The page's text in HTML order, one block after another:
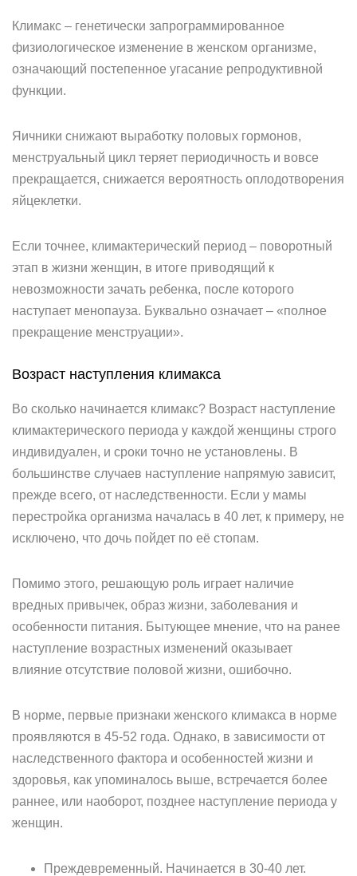
Климакс – генетически запрограммированное
физиологическое изменение в женском организме,
означающий постепенное угасание репродуктивной
функции.
Яичники снижают выработку половых гормонов,
менструальный цикл теряет периодичность и вовсе
прекращается, снижается вероятность оплодотворения
яйцеклетки.
Если точнее, климактерический период – поворотный
этап в жизни женщин, в итоге приводящий к
невозможности зачать ребенка, после которого
наступает менопауза. Буквально означает – «полное
прекращение менструации».
Возраст наступления климакса
Во сколько начинается климакс? Возраст наступление
климактерического периода у каждой женщины строго
индивидуален, и сроки точно не установлены. В
большинстве случаев наступление напрямую зависит,
прежде всего, от наследственности. Если у мамы
перестройка организма началась в 40 лет, к примеру, не
исключено, что дочь пойдет по её стопам.
Помимо этого, решающую роль играет наличие
вредных привычек, образ жизни, заболевания и
особенности питания. Бытующее мнение, что на ранее
наступление возрастных изменений оказывает
влияние отсутствие половой жизни, ошибочно.
В норме, первые признаки женского климакса в норме
проявляются в 45-52 года. Однако, в зависимости от
наследственного фактора и особенностей жизни и
здоровья, как упоминалось выше, встречается более
раннее, или наоборот, позднее наступление периода у
женщин.
Преждевременный. Начинается в 30-40 лет.